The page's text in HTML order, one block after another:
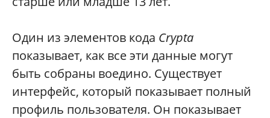
Один из элементов кода Crypta
показывает, как все эти данные могут
быть собраны воедино. Существует
интерфейс, который показывает полный
профиль пользователя. Он показывает